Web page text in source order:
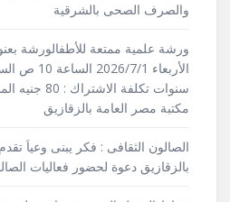
والصرف الصحى بالشرقية
ورشة علمية ممتعة للأطفالورشة
سنوات تكلفة
مكتبة مصر العامة بالزقازيق
الصالون الثقافى : فكر يبنى وعياَ
بالزقازيق دعوة لحضور فعاليات